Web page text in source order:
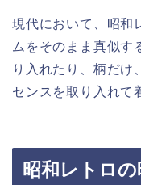
現代において、昭和
ムをそのまま真似す
り入れたり、柄だけ
センスを取り入れて
昭和レトロ